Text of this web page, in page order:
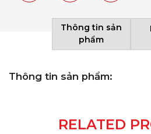
Thông tin sản
phẩm
Thông tin sản phẩm:
RELATED